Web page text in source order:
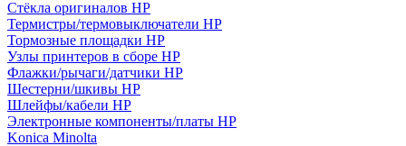
Стёкла оригиналов HP
Термистры/термовыключатели HP
Тормозные площадки HP
Узлы принтеров в сборе HP
Флажки/рычаги/датчики HP
Шестерни/шкивы HP
Шлейфы/кабели HP
Электронные компоненты/платы HP
Konica Minolta